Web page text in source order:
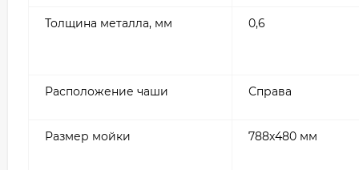
Толщина металла, мм 0,6
Расположение чаши Справа
Размер мойки 788х480 мм